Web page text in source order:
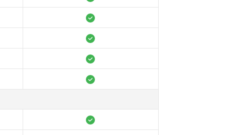
Premium
S'INSCRIRE